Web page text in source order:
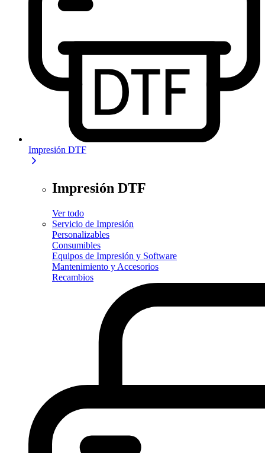
Impresión DTF
Impresión DTF
Ver todo
Servicio de Impresión
Personalizables
Consumibles
Equipos de Impresión y Software
Mantenimiento y Accesorios
Recambios